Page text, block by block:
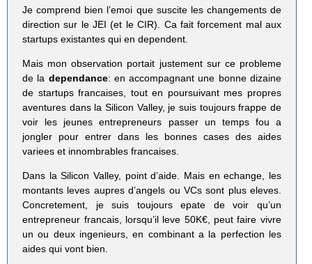
Je comprend bien l’emoi que suscite les changements de
direction sur le JEI (et le CIR). Ca fait forcement mal aux
startups existantes qui en dependent.
Mais mon observation portait justement sur ce probleme
de la dependance: en accompagnant une bonne dizaine
de startups francaises, tout en poursuivant mes propres
aventures dans la Silicon Valley, je suis toujours frappe de
voir les jeunes entrepreneurs passer un temps fou a
jongler pour entrer dans les bonnes cases des aides
variees et innombrables francaises.
Dans la Silicon Valley, point d’aide. Mais en echange, les
montants leves aupres d’angels ou VCs sont plus eleves.
Concretement, je suis toujours epate de voir qu’un
entrepreneur francais, lorsqu’il leve 50K€, peut faire vivre
un ou deux ingenieurs, en combinant a la perfection les
aides qui vont bien.